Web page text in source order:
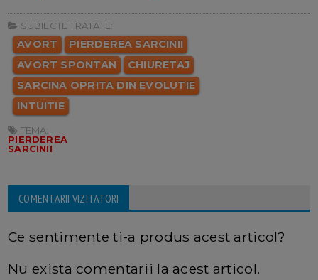
SUBIECTE TRATATE:
AVORT
PIERDEREA SARCINII
AVORT SPONTAN
CHIURETAJ
SARCINA OPRITA DIN EVOLUTIE
INTUITIE
TEMA:
PIERDEREA
SARCINII
COMENTARII VIZITATORI
Ce sentimente ti-a produs acest articol?
Nu exista comentarii la acest articol.